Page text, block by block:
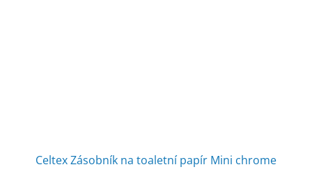
Celtex Zásobník na toaletní papír Mini chrome